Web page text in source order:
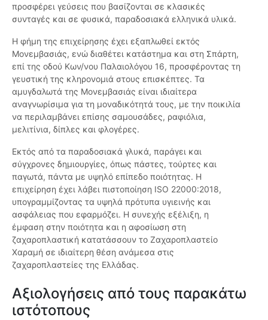
προσφέρει γεύσεις που βασίζονται σε κλασικές
συνταγές και σε φυσικά, παραδοσιακά ελληνικά υλικά.
Η φήμη της επιχείρησης έχει εξαπλωθεί εκτός
Μονεμβασιάς, ενώ διαθέτει κατάστημα και στη Σπάρτη,
επί της οδού Κων/νου Παλαιολόγου 16, προσφέροντας τη
γευστική της κληρονομιά στους επισκέπτες. Τα
αμυγδαλωτά της Μονεμβασιάς είναι ιδιαίτερα
αναγνωρίσιμα για τη μοναδικότητά τους, με την ποικιλία
να περιλαμβάνει επίσης σαμουσάδες, ραφιόλια,
μελιτίνια, δίπλες και φλογέρες.
Εκτός από τα παραδοσιακά γλυκά, παράγει και
σύγχρονες δημιουργίες, όπως πάστες, τούρτες και
παγωτά, πάντα με υψηλό επίπεδο ποιότητας. Η
επιχείρηση έχει λάβει πιστοποίηση ISO 22000:2018,
υπογραμμίζοντας τα υψηλά πρότυπα υγιεινής και
ασφάλειας που εφαρμόζει. Η συνεχής εξέλιξη, η
έμφαση στην ποιότητα και η αφοσίωση στη
ζαχαροπλαστική κατατάσσουν το Ζαχαροπλαστείο
Χαραμή σε ιδιαίτερη θέση ανάμεσα στις
ζαχαροπλαστείες της Ελλάδας.
Αξιολογήσεις από τους παρακάτω
ιστότοπους